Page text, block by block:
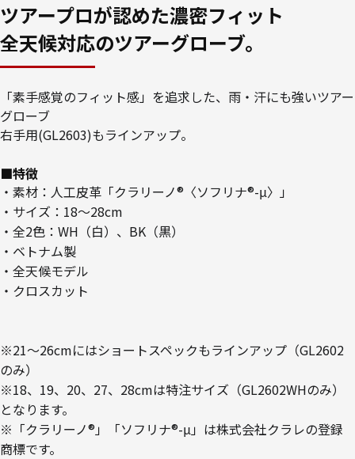
ツアープロが認めた濃密フィット
全天候対応のツアーグローブ。
「素手感覚のフィット感」を追求した、雨・汗にも強いツアー
グローブ
右手用(GL2603)もラインアップ。
■特徴
・素材：人工皮革「クラリーノ®〈ソフリナ®-μ〉」
・サイズ：18～28cm
・全2色：WH（白）、BK（黒）
・ベトナム製
・全天候モデル
・クロスカット
※21～26cmにはショートスペックもラインアップ（GL2602
のみ）
※18、19、20、27、28cmは特注サイズ（GL2602WHのみ）
となります。
※「クラリーノ®」「ソフリナ®-μ」は株式会社クラレの登録
商標です。